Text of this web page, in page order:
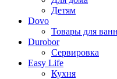
Детям
Dovo
Товары для
Durobor
Сервировка
Easy Life
Кухня